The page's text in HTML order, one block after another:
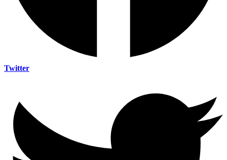
Twitter